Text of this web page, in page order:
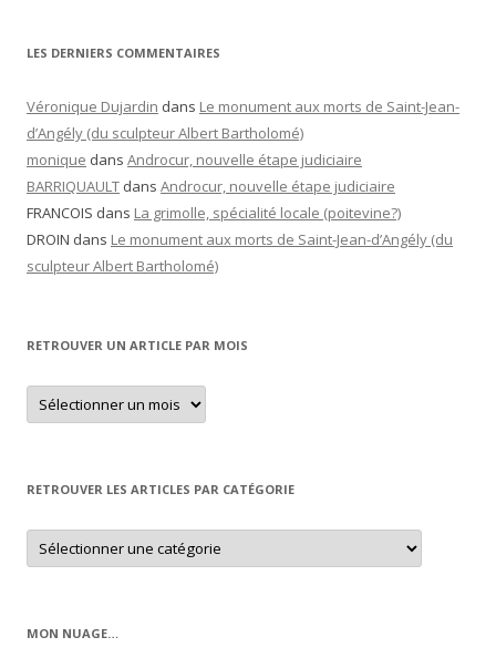
LES DERNIERS COMMENTAIRES
Véronique Dujardin dans Le monument aux morts de Saint-Jean-
d’Angély (du sculpteur Albert Bartholomé)
monique dans Androcur, nouvelle étape judiciaire
BARRIQUAULT dans Androcur, nouvelle étape judiciaire
FRANCOIS dans La grimolle, spécialité locale (poitevine?)
DROIN dans Le monument aux morts de Saint-Jean-d’Angély (du
sculpteur Albert Bartholomé)
RETROUVER UN ARTICLE PAR MOIS
Retrouver
un
article
RETROUVER LES ARTICLES PAR CATÉGORIE
Retrouver
les
articles
MON NUAGE…